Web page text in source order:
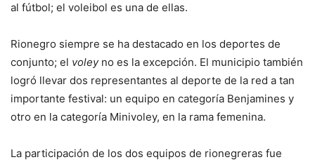
al fútbol; el voleibol es una de ellas.
Rionegro siempre se ha destacado en los deportes de
conjunto; el voleyno es la excepción. El municipio también
logró llevar dos representantes al deporte de la red a tan
importante festival: un equipo en categoría Benjamines y
otro en la categoría Minivoley, en la rama femenina.
La participación de los dos equipos de rionegreras fue